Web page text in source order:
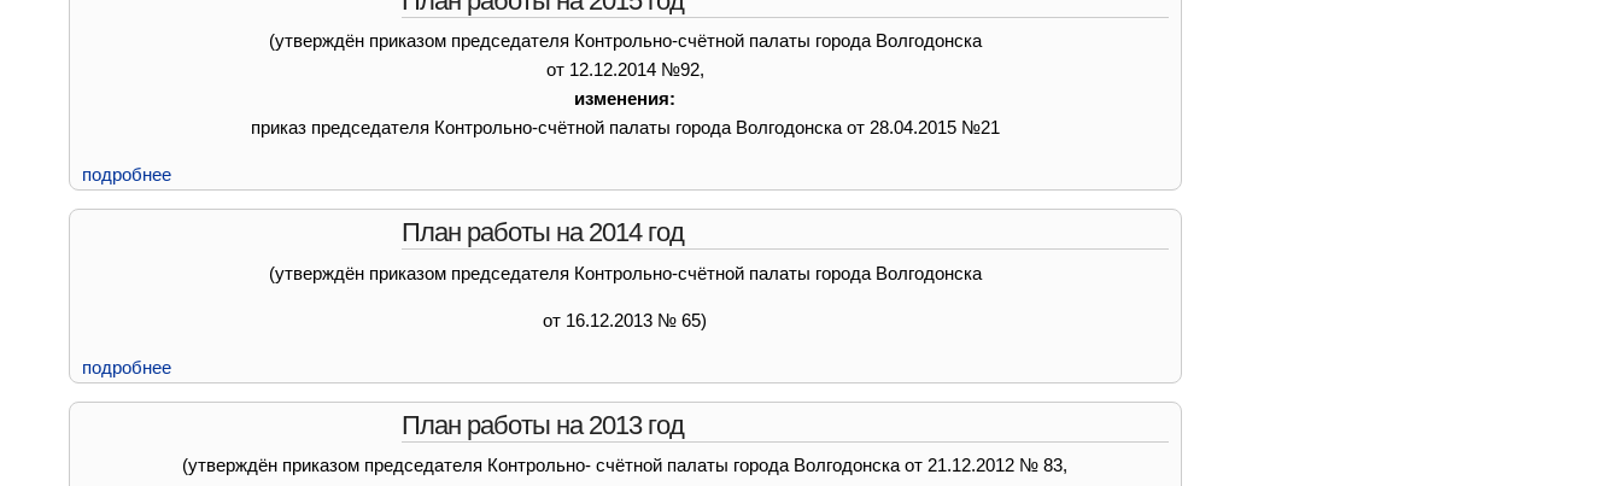
(утверждён приказом председателя Контрольно-счётной палаты города Волгодонска
от 12.12.2014 №92,
изменения:
приказ председателя Контрольно-счётной палаты города Волгодонска от 28.04.2015 №21
подробнее
План работы на 2014 год
(утверждён приказом председателя Контрольно-счётной палаты города Волгодонска
от 16.12.2013 № 65)
подробнее
План работы на 2013 год
(утверждён приказом председателя Контрольно- счётной палаты города Волгодонска от 21.12.2012 № 83,